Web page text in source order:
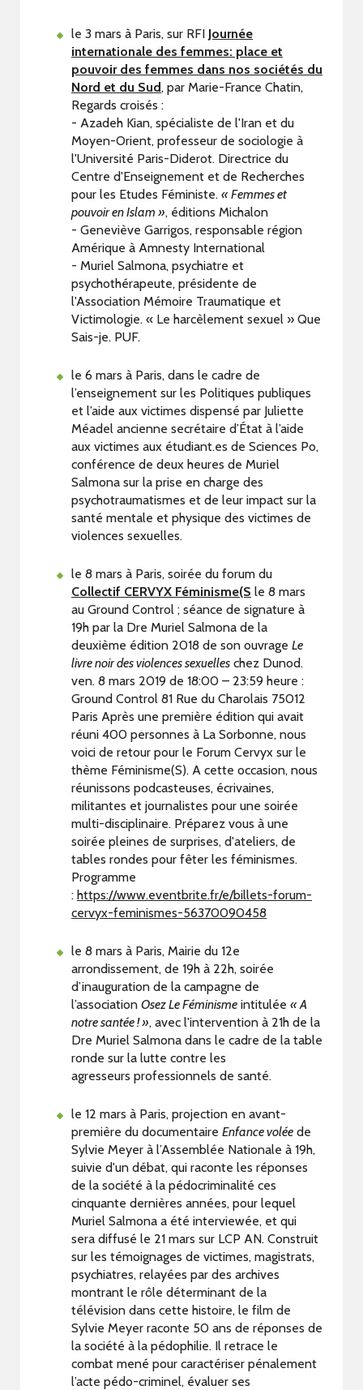
le 3 mars à Paris, sur RFI Journée
internationale des femmes: place et
pouvoir des femmes dans nos sociétés du
Nord et du Sud, par Marie-France Chatin,
Regards croisés :
- Azadeh Kian, spécialiste de l'Iran et du
Moyen-Orient, professeur de sociologie à
l'Université Paris-Diderot. Directrice du
Centre d'Enseignement et de Recherches
pour les Etudes Féministe. « Femmes et
pouvoir en Islam », éditions Michalon
- Geneviève Garrigos, responsable région
Amérique à Amnesty International
- Muriel Salmona, psychiatre et
psychothérapeute, présidente de
l'Association Mémoire Traumatique et
Victimologie. « Le harcèlement sexuel » Que
Sais-je. PUF.
le 6 mars à Paris, dans le cadre de
l’enseignement sur les Politiques publiques
et l’aide aux victimes dispensé par Juliette
Méadel ancienne secrétaire d’État à l’aide
aux victimes aux étudiant.es de Sciences Po,
conférence de deux heures de Muriel
Salmona sur la prise en charge des
psychotraumatismes et de leur impact sur la
santé mentale et physique des victimes de
violences sexuelles.
le 8 mars à Paris, soirée du forum du
Collectif CERVYX Féminisme(S le 8 mars
au Ground Control ; séance de signature à
19h par la Dre Muriel Salmona de la
deuxième édition 2018 de son ouvrage Le
livre noir des violences sexuelles chez Dunod.
ven. 8 mars 2019 de 18:00 – 23:59 heure :
Ground Control 81 Rue du Charolais 75012
Paris Après une première édition qui avait
réuni 400 personnes à La Sorbonne, nous
voici de retour pour le Forum Cervyx sur le
thème Féminisme(S). A cette occasion, nous
réunissons podcasteuses, écrivaines,
militantes et journalistes pour une soirée
multi-disciplinaire. Préparez vous à une
soirée pleines de surprises, d'ateliers, de
tables rondes pour fêter les féminismes.
Programme
: https://www.eventbrite.fr/e/billets-forum-
cervyx-feminismes-56370090458
le 8 mars à Paris, Mairie du 12e
arrondissement, de 19h à 22h, soirée
d’inauguration de la campagne de
l’association Osez Le Féminisme intitulée « A
notre santée ! », avec l'intervention à 21h de la
Dre Muriel Salmona dans le cadre de la table
ronde sur la lutte contre les
agresseurs professionnels de santé.
le 12 mars à Paris, projection en avant-
première du documentaire Enfance volée de
Sylvie Meyer à l’Assemblée Nationale à 19h,
suivie d'un débat, qui raconte les réponses
de la société à la pédocriminalité ces
cinquante dernières années, pour lequel
Muriel Salmona a été interviewée, et qui
sera diffusé le 21 mars sur LCP AN. Construit
sur les témoignages de victimes, magistrats,
psychiatres, relayées par des archives
montrant le rôle déterminant de la
télévision dans cette histoire, le film de
Sylvie Meyer raconte 50 ans de réponses de
la société à la pédophilie. Il retrace le
combat mené pour caractériser pénalement
l’acte pédo-criminel, évaluer ses